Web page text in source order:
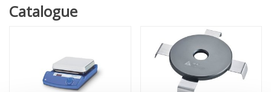
Catalogue